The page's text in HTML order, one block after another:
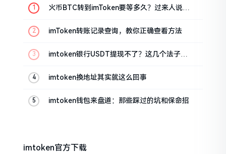
火币BTC转到imToken要等多久？过来人说说
imToken转账记录查询，教你正确查看方法
imtoken银行USDT提现不了？这几个法子能
imtoken换地址其实就这么回事
imtoken钱包来盘道：那些踩过的坑和保命招
imtoken官方下载